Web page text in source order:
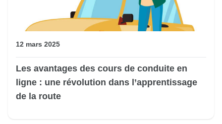
12 mars 2025
Les avantages des cours de conduite en
ligne : une révolution dans l’apprentissage
de la route